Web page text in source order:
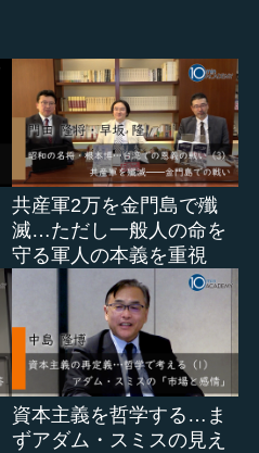
共産軍2万を金門島で殲
滅…ただし一般人の命を
守る軍人の本義を重視
資本主義を哲学する…ま
ずアダム・スミスの見え